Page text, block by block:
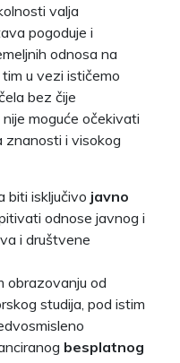
valja
pogoduje i
odnosa na
u vezi ističemo
bez čije
moguće očekivati
znanosti i visokog
biti isključivo javno
odnose javnog i
i društvene
obrazovanju od
studija, pod istim
besplatnog